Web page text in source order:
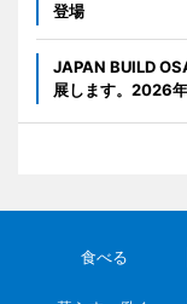
登場
JAPAN BUILD
展します。2026
食べる